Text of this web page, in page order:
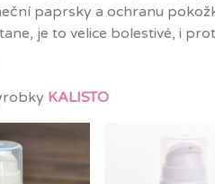
paprsky a ochranu
je to velice bolestivé, i
KALISTO